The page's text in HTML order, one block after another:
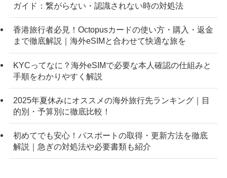
ガイド：繋がらない・認識されない時の対処法
香港旅行者必見！Octopusカードの使い方・購入・返金
まで徹底解説｜海外eSIMと合わせて快適な旅を
KYCってなに？海外eSIMで必要な本人確認の仕組みと
手順をわかりやすく解説
2025年夏休みにオススメの海外旅行先ランキング｜目
的別・予算別に徹底比較！
初めてでも安心！パスポートの取得・更新方法を徹底
解説｜急ぎの対処法や必要書類も紹介